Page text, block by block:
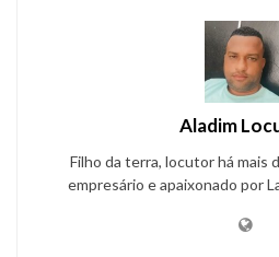
Aladim
Filho da terra, locutor há mais
empresário e apaixonado por